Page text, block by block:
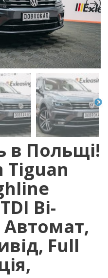
в Польщі!
Tiguan
Bi-
Автомат,
Full